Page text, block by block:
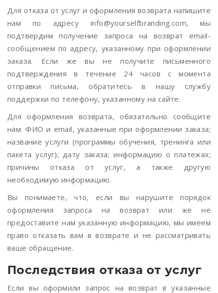
Для отказа от услуг и оформления возврата напишите
нам по адресу info@yourselfbranding.com, мы
подтвердим получение запроса на возврат email-
сообщением по адресу, указанному при оформлении
заказа. Если же вы не получите письменного
подтверждения в течение 24 часов с момента
отправки письма, обратитесь в нашу службу
поддержки по телефону, указанному на сайте.
Для оформления возврата, обязательно сообщите
нам: ФИО и email, указанные при оформлении заказа;
название услуги (программы обучения, тренинга или
пакета услуг); дату заказа; информацию о платежах;
причины отказа от услуг, а также другую
необходимую информацию.
Вы понимаете, что, если вы нарушите порядок
оформления запроса на возврат или же не
предоставите нам указанную информацию, мы имеем
право отказать вам в возврате и не рассматривать
ваше обращение.
Последствия отказа от услуг
Если вы оформили запрос на возврат в указанные